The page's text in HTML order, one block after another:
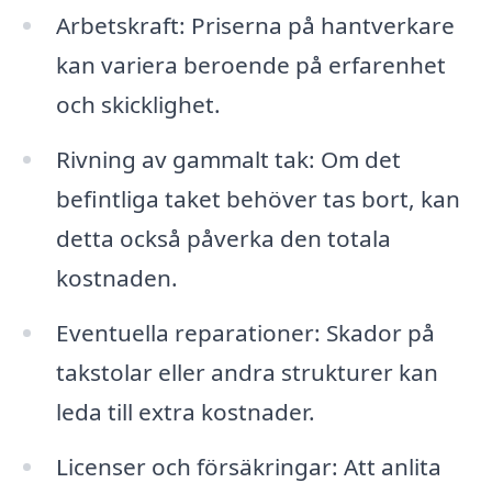
Arbetskraft: Priserna på hantverkare
kan variera beroende på erfarenhet
och skicklighet.
Rivning av gammalt tak: Om det
befintliga taket behöver tas bort, kan
detta också påverka den totala
kostnaden.
Eventuella reparationer: Skador på
takstolar eller andra strukturer kan
leda till extra kostnader.
Licenser och försäkringar: Att anlita